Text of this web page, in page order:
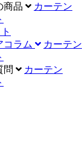
商品
カーテン
コラム
カーテン
問
カーテン